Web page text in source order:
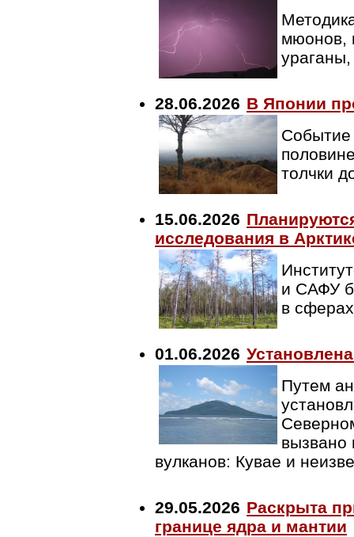
мюонов,
28.06.2026 В Японии
Событие
толчки
15.06.2026
исследования в
и САФУ
в
01.06.2026
Путем
вызвано
вулканов: Кувае и
29.05.2026 Раскрыта
границе ядра и мантии